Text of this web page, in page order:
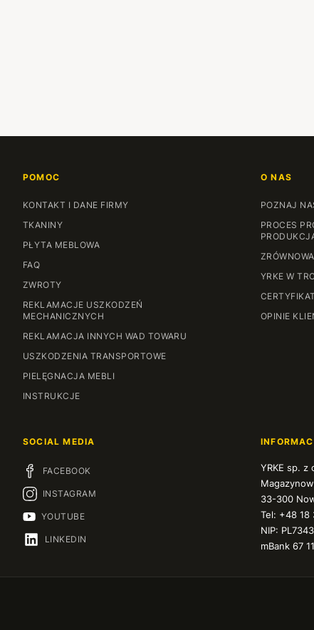
POMOC
KONTAKT I DANE FIRMY
TKANINY
PŁYTA MEBLOWA
FAQ
ZWROTY
REKLAMACJE USZKODZEŃ
MECHANICZNYCH
REKLAMACJA INNYCH WAD TOWARU
USZKODZENIA TRANSPORTOWE
PIELĘGNACJA MEBLI
INSTRUKCJE
O NAS
POZNAJ
PROCES
YRKE W
OPINIE
SOCIAL MEDIA
FACEBOOK
INSTAGRAM
YOUTUBE
LINKEDIN
YRKE sp. z
33-300
Tel: +48 18
NIP:
mBank 67